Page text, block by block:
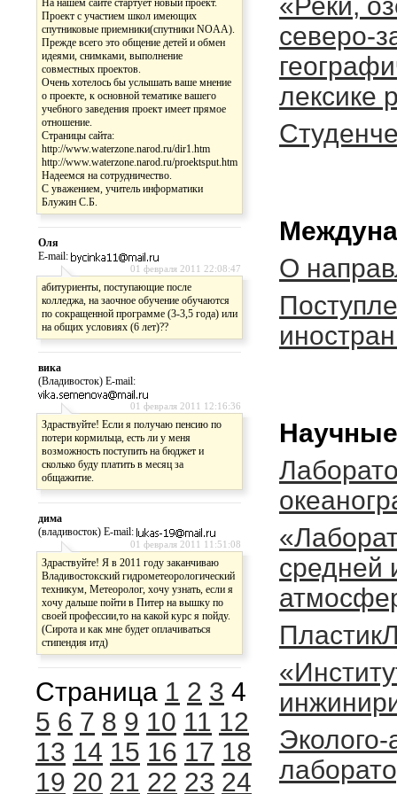
На нашем сайте стартует новый проект.
Проект с участием школ имеющих
спутниковые приемники(спутники NOAA).
Прежде всего это общение детей и обмен
идеями, снимками, выполнение
совместных проектов.
Очень хотелось бы услышать ваше мнение
о проекте, к основной тематике вашего
учебного заведения проект имеет прямое
отношение.
Страницы сайта:
http://www.waterzone.narod.ru/dir1.htm
http://www.waterzone.narod.ru/proektsput.htm
Надеемся на сотрудничество.
С уважением, учитель информатики
Блужин С.Б.
Оля
E-mail:
01 февраля 2011 22:08:47
абитуриенты, поступающие после
колледжа, на заочное обучение обучаются
по сокращенной программе (3-3,5 года) или
на общих условиях (6 лет)??
вика
(Владивосток) E-mail:
01 февраля 2011 12:16:36
Здраствуйте! Если я получаю пенсию по
потери кормильца, есть ли у меня
возможность поступить на бюджет и
сколько буду платить в месяц за
общажитие.
дима
(владивосток) E-mail:
01 февраля 2011 11:51:08
Здраствуйте! Я в 2011 году заканчиваю
Владивостокский гидрометеорологический
техникум, Метеоролог, хочу узнать, если я
хочу дальше пойти в Питер на вышку по
своей профессии,то на какой курс я пойду.
(Сирота и как мне будет оплачиваться
стипендия итд)
Страница 1 2 3 4
5 6 7 8 9 10 11 12
13 14 15 16 17 18
19 20 21 22 23 24
северо-
лексике
О
средней
Эколого-